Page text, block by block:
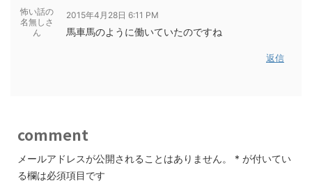
怖い話の
名無しさ
ん
2015年4月28日 6:11 PM
馬車馬のように働いていたのですね
返信
comment
メールアドレスが公開されることはありません。 * が付いてい
る欄は必須項目です